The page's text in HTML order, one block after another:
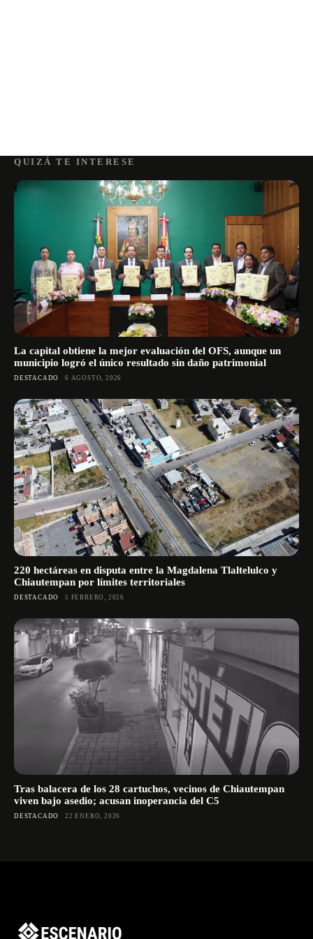
QUIZÁ TE INTERESE
La capital obtiene la mejor evaluación del OFS, aunque un
municipio logró el único resultado sin daño patrimonial
DESTACADO 6 AGOSTO, 2026
220 hectáreas en disputa entre la Magdalena Tlaltelulco y
Chiautempan por límites territoriales
DESTACADO 5 FEBRERO, 2026
Tras balacera de los 28 cartuchos, vecinos de Chiautempan
viven bajo asedio; acusan inoperancia del C5
DESTACADO 22 ENERO, 2026